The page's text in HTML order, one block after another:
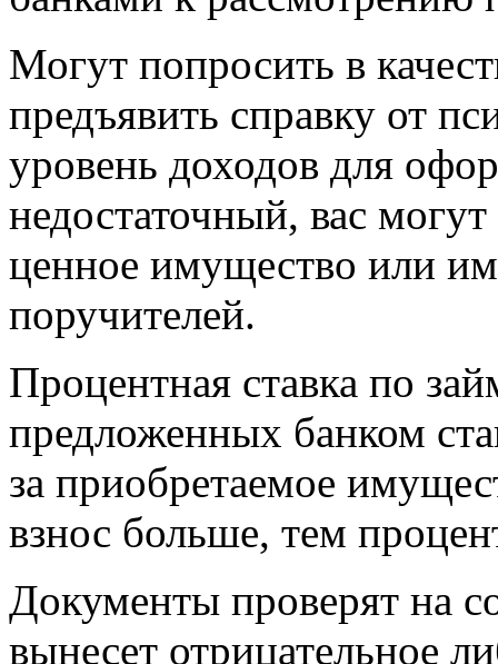
Могут попросить в
предъявить справку от
уровень доходов для
недостаточный, вас
ценное имущество или
поручителей.
Процентная ставка по
предложенных банком
за приобретаемое
взнос больше, тем
Документы проверят на
вынесет отрицательное